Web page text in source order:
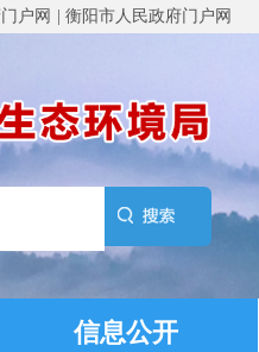
户网 衡阳市人民政府门户网
信息公开